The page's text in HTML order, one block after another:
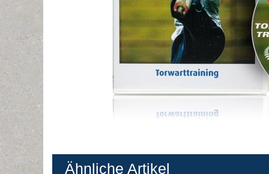
Ähnliche Artikel